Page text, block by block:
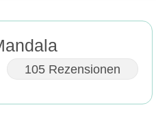
105 Rezensionen